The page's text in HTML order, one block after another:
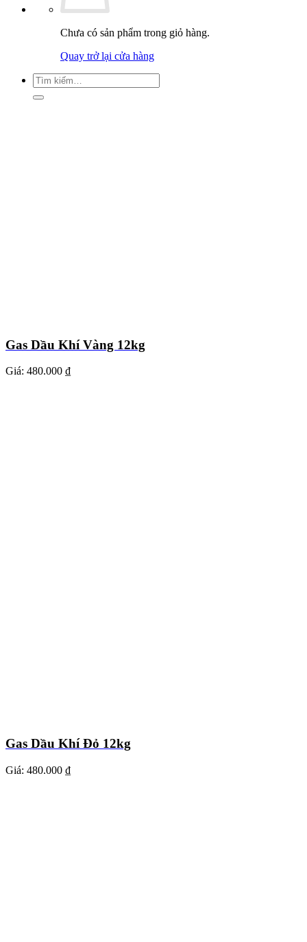
Chưa có sản phẩm trong giỏ hàng.
Quay trở lại cửa hàng
Tìm
kiếm:
Gas Dầu Khí Vàng 12kg
Giá: 480.000 ₫
Gas Dầu Khí Đỏ 12kg
Giá: 480.000 ₫